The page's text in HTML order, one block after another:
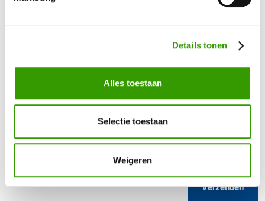
Details tonen
Alles toestaan
Selectie toestaan
Weigeren
Verzenden